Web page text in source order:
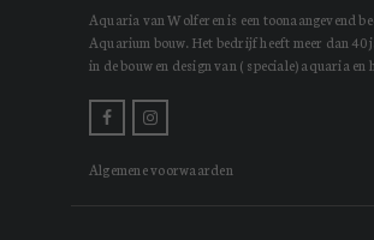
Aquaria van Wolferen is een toonaangevend
Aquarium bouw. Het bedrijf heeft meer dan 40
in de bouw en design van ( speciale) aquaria en
Algemene voorwaarden